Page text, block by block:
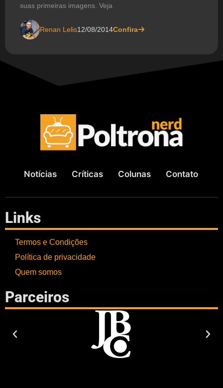
suas primeiras imagens. Veja
Renan Lelis12/08/2014Confira
Notícias Críticas Colunas Contato
Links
Termos e Condições
Política de privacidade
Quem somos
Parceiros